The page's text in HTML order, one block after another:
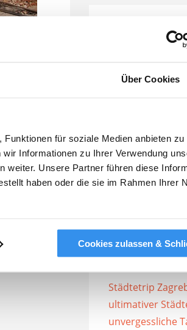
Über Cookies
für soziale Medien anbieten zu
Informationen zu Ihrer Verwendung
weiter. Unsere Partner führen diese
haben oder die sie im Rahmen Ihrer
Cookies zulassen &
Jetzt
Neueste
ultimativer Guide
Städtetrip
ultimativer Guide
unvergessliche
Städtetrip Bristol
ultimativer
Städtetrip
ultimativer Guide
Städtetrip
ultimativer
unvergessliche